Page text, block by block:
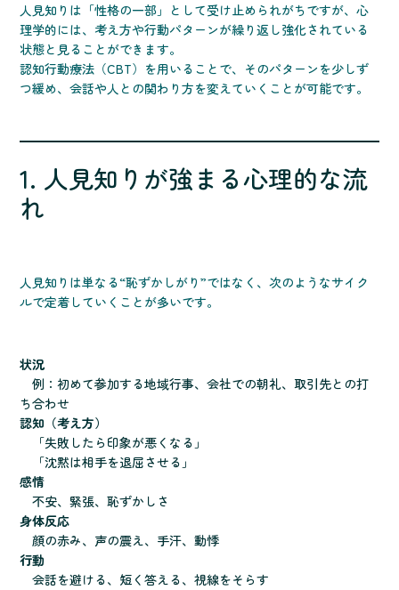
人見知りは「性格の一部」として受け止められがちですが、心
理学的には、考え方や行動パターンが繰り返し強化されている
状態と見ることができます。
認知行動療法（CBT）を用いることで、そのパターンを少しず
つ緩め、会話や人との関わり方を変えていくことが可能です。
1. 人見知りが強まる心理的な流
れ
人見知りは単なる“恥ずかしがり”ではなく、次のようなサイク
ルで定着していくことが多いです。
状況
例：初めて参加する地域行事、会社での朝礼、取引先との打
ち合わせ
認知（考え方）
「失敗したら印象が悪くなる」
「沈黙は相手を退屈させる」
感情
不安、緊張、恥ずかしさ
身体反応
顔の赤み、声の震え、手汗、動悸
行動
会話を避ける、短く答える、視線をそらす